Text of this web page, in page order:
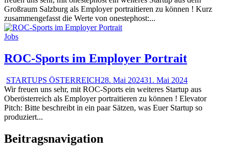
Großraum Salzburg als Employer portraitieren zu können ! Kurz
zusammengefasst die Werte von onestephost:...
Jobs
ROC-Sports im Employer Portrait
STARTUPS ÖSTERREICH28. Mai 202431. Mai 2024
Wir freuen uns sehr, mit ROC-Sports ein weiteres Startup aus
Oberösterreich als Employer portraitieren zu können ! Elevator
Pitch: Bitte beschreibt in ein paar Sätzen, was Euer Startup so
produziert...
Beitragsnavigation